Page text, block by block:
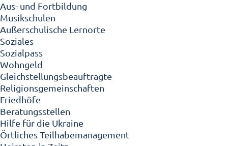
Aus- und Fortbildung
Musikschulen
Außerschulische Lernorte
Soziales
Sozialpass
Wohngeld
Gleichstellungsbeauftragte
Religionsgemeinschaften
Friedhöfe
Beratungsstellen
Hilfe für die Ukraine
Örtliches Teilhabemanagement